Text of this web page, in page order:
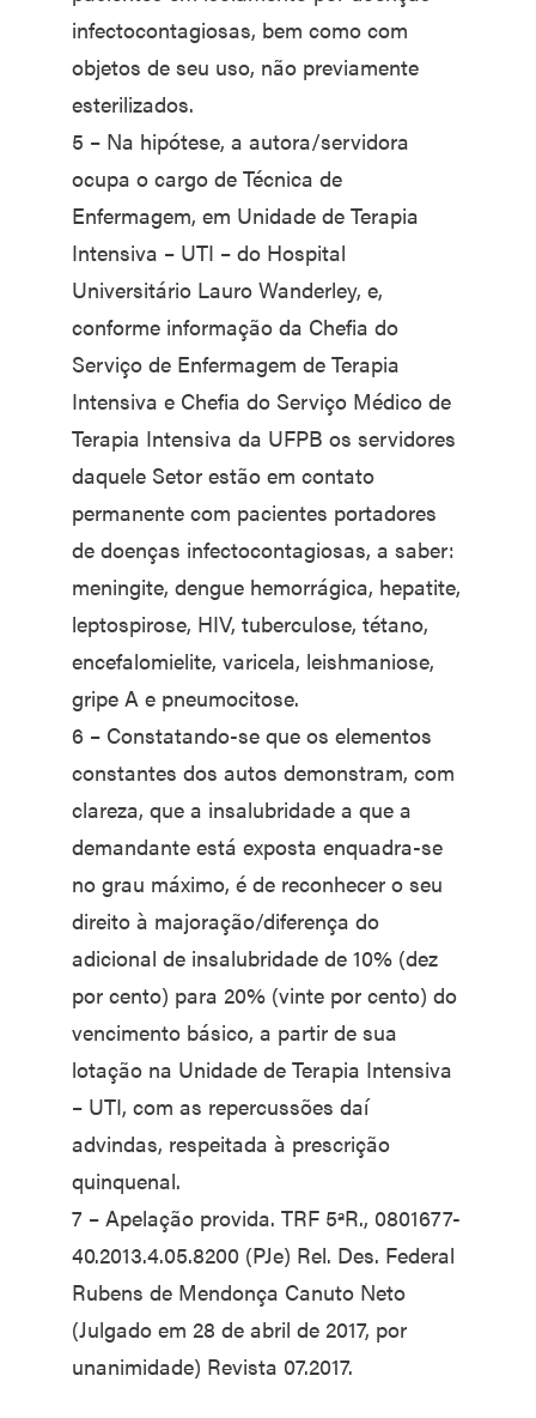
infectocontagiosas, bem como com
objetos de seu uso, não previamente
esterilizados.
5 – Na hipótese, a autora/servidora
ocupa o cargo de Técnica de
Enfermagem, em Unidade de Terapia
Intensiva – UTI – do Hospital
Universitário Lauro Wanderley, e,
conforme informação da Chefia do
Serviço de Enfermagem de Terapia
Intensiva e Chefia do Serviço Médico de
Terapia Intensiva da UFPB os servidores
daquele Setor estão em contato
permanente com pacientes portadores
de doenças infectocontagiosas, a saber:
meningite, dengue hemorrágica, hepatite,
leptospirose, HIV, tuberculose, tétano,
encefalomielite, varicela, leishmaniose,
gripe A e pneumocitose.
6 – Constatando-se que os elementos
constantes dos autos demonstram, com
clareza, que a insalubridade a que a
demandante está exposta enquadra-se
no grau máximo, é de reconhecer o seu
direito à majoração/diferença do
adicional de insalubridade de 10% (dez
por cento) para 20% (vinte por cento) do
vencimento básico, a partir de sua
lotação na Unidade de Terapia Intensiva
– UTI, com as repercussões daí
advindas, respeitada à prescrição
quinquenal.
7 – Apelação provida. TRF 5ªR., 0801677-
40.2013.4.05.8200 (PJe) Rel. Des. Federal
Rubens de Mendonça Canuto Neto
(Julgado em 28 de abril de 2017, por
unanimidade) Revista 07.2017.